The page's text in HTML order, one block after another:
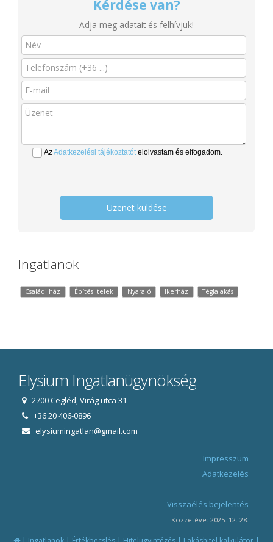
Kérdése van?
Adja meg adatait és felhívjuk!
AzAdatkezelési tájékoztatótelolvastam és elfogadom.
Üzenet küldése
Ingatlanok
Családi ház Építési telek Nyaraló Ikerház Téglalakás
Elysium Ingatlanügynökség
2700 Cegléd, Virág utca 31
+36 20 406-0896
elysiumingatlan@gmail.com
Impresszum
Adatkezelés
Visszaélés bejelentés
Közzétéve: 2025. 12. 28.